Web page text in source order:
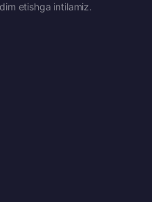
etishga intilamiz.